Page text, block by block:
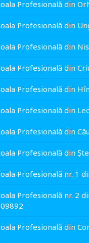
Profesională din
Profesională din
Profesională din
Profesională din
Profesională din
Profesională din
Profesională din
Profesională din
Profesională nr. 1
Profesională nr. 2
Profesională din